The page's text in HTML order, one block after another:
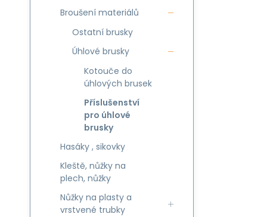
Broušení materiálů
Ostatní brusky
Úhlové brusky
Kotouče do
úhlových brusek
Příslušenství
pro úhlové
brusky
Hasáky , sikovky
Kleště, nůžky na
plech, nůžky
Nůžky na plasty a
vrstvené trubky